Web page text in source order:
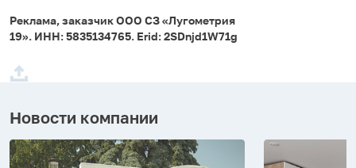
Реклама, заказчик ООО СЗ «Лугометрия
19». ИНН: 5835134765. Erid: 2SDnjd1W71g
Новости компании